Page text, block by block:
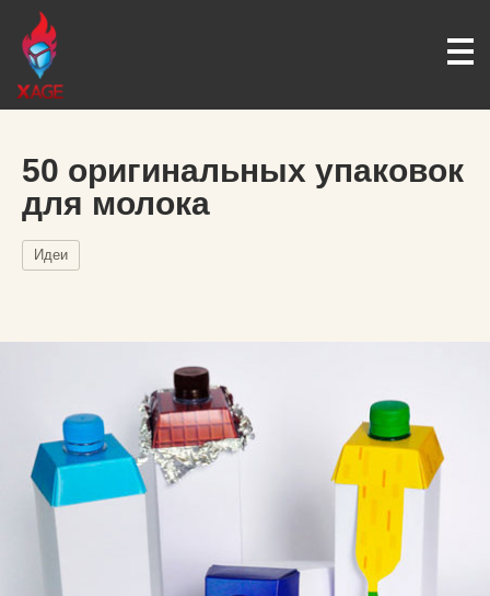
50 оригинальных упаковок
для молока
Идеи